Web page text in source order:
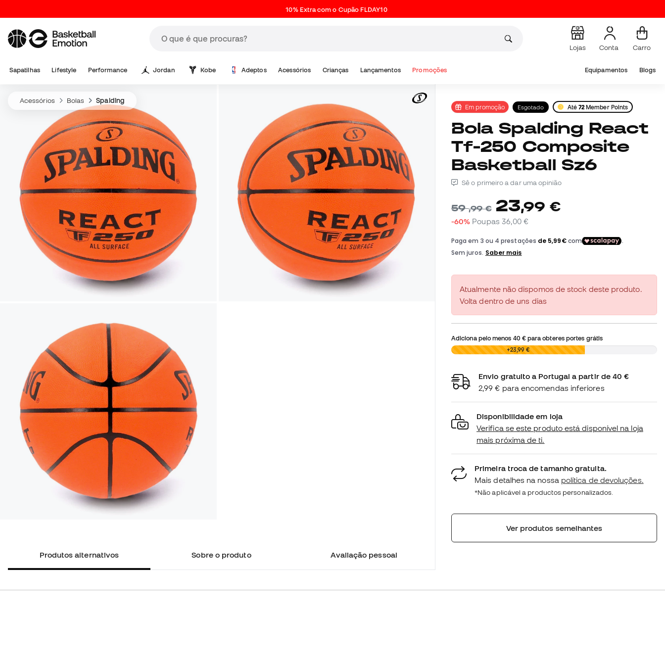
10% Extra com o Cupão FLDAY10
Lojas Conta Carro
Sapatilhas Lifestyle Performance Jordan Kobe Adeptos Acessórios Crianças Lançamentos Promoções Equipamentos Blogs
Acessórios Bolas Spalding
Produtos alternativos Sobre o produto Avaliação pessoal
Em promoção Esgotado Até 72 Member Points
Bola Spalding React
Tf-250 Composite
Basketball Sz6
Sê o primeiro a dar uma opinião
59,99 € 23,99 €
-60% Poupas 36,00 €
Atualmente não dispomos de stock deste produto.
Volta dentro de uns dias
Adiciona pelo menos 40 €para obteres portes grátis
0,00 € +23,99 €
Envio gratuito a Portugal a partir de 40 €
2,99 € para encomendas inferiores
Disponibilidade em loja
Verifica se este produto está disponível na loja
mais próxima de ti.
Primeira troca de tamanho gratuita.
Mais detalhes na nossa política de devoluções.
*Não aplicável a productos personalizados.
Ver produtos semelhantes